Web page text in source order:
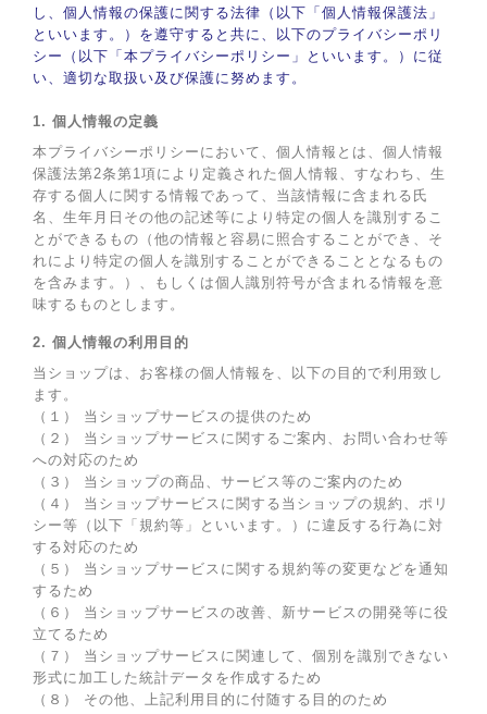
し、個人情報の保護に関する法律（以下「個人情報保護法」
といいます。）を遵守すると共に、以下のプライバシーポリ
シー（以下「本プライバシーポリシー」といいます。）に従
い、適切な取扱い及び保護に努めます。
1. 個人情報の定義
本プライバシーポリシーにおいて、個人情報とは、個人情報
保護法第2条第1項により定義された個人情報、すなわち、生
存する個人に関する情報であって、当該情報に含まれる氏
名、生年月日その他の記述等により特定の個人を識別するこ
とができるもの（他の情報と容易に照合することができ、そ
れにより特定の個人を識別することができることとなるもの
を含みます。）、もしくは個人識別符号が含まれる情報を意
味するものとします。
2. 個人情報の利用目的
当ショップは、お客様の個人情報を、以下の目的で利用致し
ます。
（１） 当ショップサービスの提供のため
（２） 当ショップサービスに関するご案内、お問い合わせ等
への対応のため
（３） 当ショップの商品、サービス等のご案内のため
（４） 当ショップサービスに関する当ショップの規約、ポリ
シー等（以下「規約等」といいます。）に違反する行為に対
する対応のため
（５） 当ショップサービスに関する規約等の変更などを通知
するため
（６） 当ショップサービスの改善、新サービスの開発等に役
立てるため
（７） 当ショップサービスに関連して、個別を識別できない
形式に加工した統計データを作成するため
（８） その他、上記利用目的に付随する目的のため